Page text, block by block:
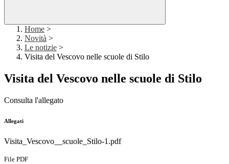
Home >
Novità >
Le notizie >
Visita del Vescovo nelle scuole di Stilo
Visita del Vescovo nelle scuole di Stilo
Consulta l'allegato
Allegati
Visita_Vescovo__scuole_Stilo-1.pdf
File PDF